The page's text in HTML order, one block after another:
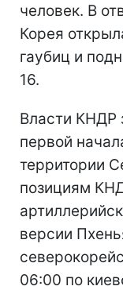
человек. В
Корея
гаубиц и
16.
Власти КНДР
первой
территории
позициям
версии
06:00 по